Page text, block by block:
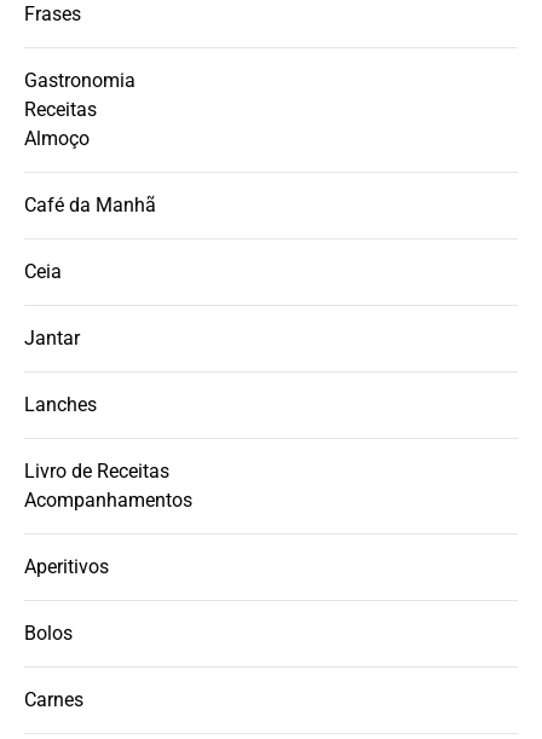
Frases
Gastronomia
Receitas
Almoço
Café da Manhã
Ceia
Jantar
Lanches
Livro de Receitas
Acompanhamentos
Aperitivos
Bolos
Carnes